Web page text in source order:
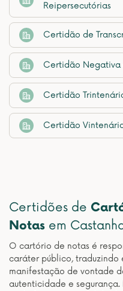
Reipersecutórias
Certidão de
Certidão Negativa
Certidão
Certidão
Certidões de
Notas em
O cartório de notas é
caráter público, traduzindo
manifestação de vontade
autenticidade e